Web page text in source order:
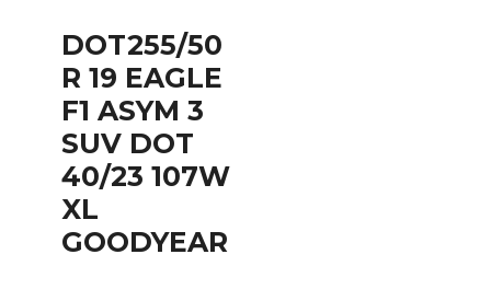
DOT255/50
R 19 EAGLE
F1 ASYM 3
SUV DOT
40/23 107W
XL
GOODYEAR